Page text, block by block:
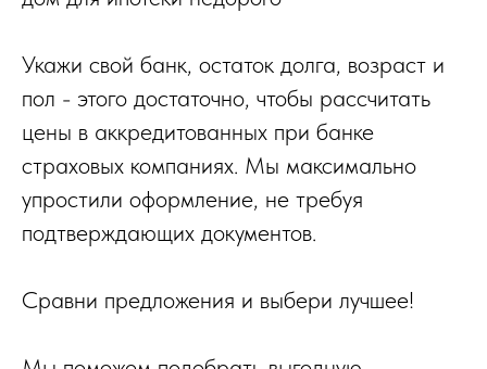
Укажи свой банк, остаток долга, возраст и
пол - этого достаточно, чтобы рассчитать
цены в аккредитованных при банке
страховых компаниях. Мы максимально
упростили оформление, не требуя
подтверждающих документов.
Сравни предложения и выбери лучшее!